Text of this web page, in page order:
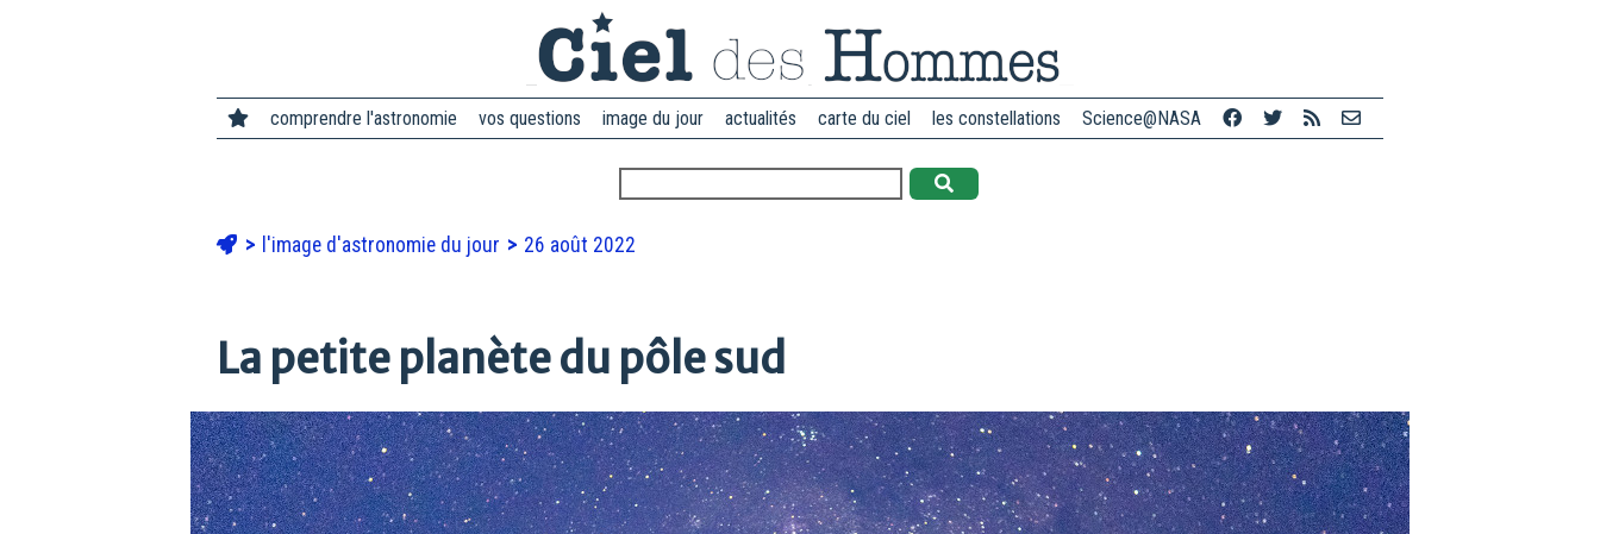
comprendre l'astronomie vos questions image du jour actualités carte du ciel les constellations Science@NASA
l'image d'astronomie du jour 26 août 2022
La petite planète du pôle sud